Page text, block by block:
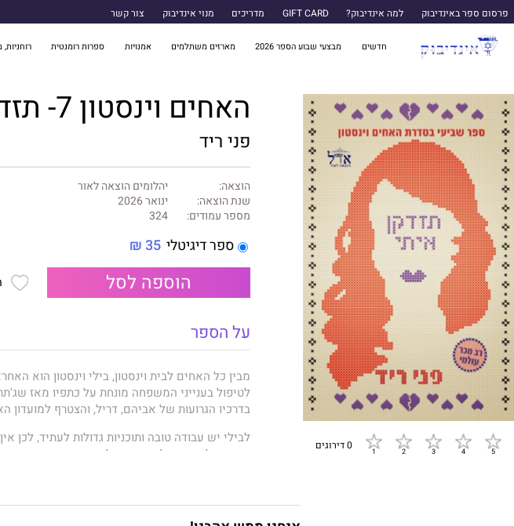
פרסום ספר באינדיבוק למה אינדיבוק? GIFT CARD מדריכים מנוי אינדיבוק צור קשר
חדשים מבצעי שבוע הספר 2026 מארזים משתלמים אמנויות ספרות רומנטית רוחניות,
0 דירוגים
האחים וינסטון 7- תזדקן איתי
פני ריד
הוצאה:
יהלומים הוצאה לאור
שנת הוצאה:
ינואר 2026
מספר עמודים:
324
ספר דיגיטלי 35 ₪
הוספה לסל
על הספר
מבין כל האחים לבית וינסטון, בילי וינסטון הוא
לטיפול בענייני המשפחה מונחת על כתפיו מאז
בדרכיו הגרועות של אביהם, דריל, והצטרף למועדון
לבילי יש עבודה טובה ותוכניות גדולות לעתיד, לכן
עם סקרלט סנט קלייר, בתו של רייזר דנינגס, נשיא
הברזל', שכבר לקח ממנו שני אנשים משמעותיים
וינסטון. מה שבילי באמת רוצה לעשות זה לזרוק
סקרלט מייצגת את כל מה שהוא מתעב, אך היא רק